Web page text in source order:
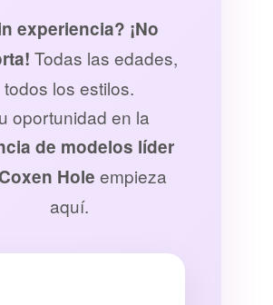
experiencia? ¡No
Todas las edades,
todos los estilos.
oportunidad en la
de modelos líder
Hole empieza
aquí.